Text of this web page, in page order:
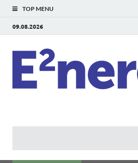
TOP MENU
09.08.2026